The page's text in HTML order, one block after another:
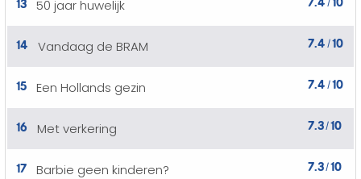
50 jaar huwelijk /
14 Vandaag de BRAM 7.4 /10
15 Een Hollands gezin 7.4 /10
16 Met verkering 7.3/10
17 Barbie geen kinderen? 7.3/10